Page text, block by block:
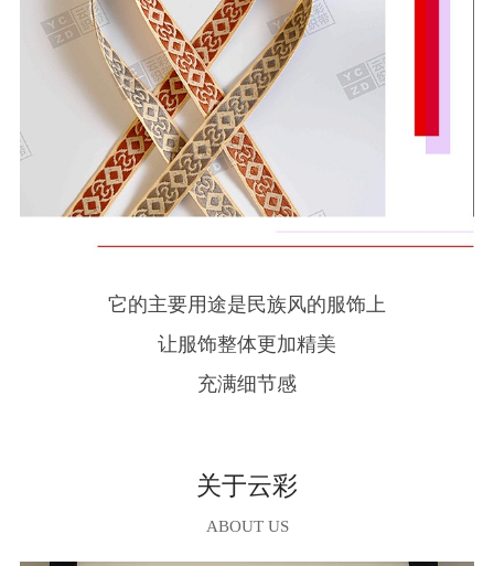
它的主要用途是民族风的服饰上
让服饰整体更加精美
充满细节感
关于云彩
ABOUT US